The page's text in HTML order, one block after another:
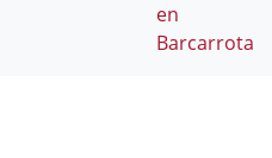
en
Barcarrota